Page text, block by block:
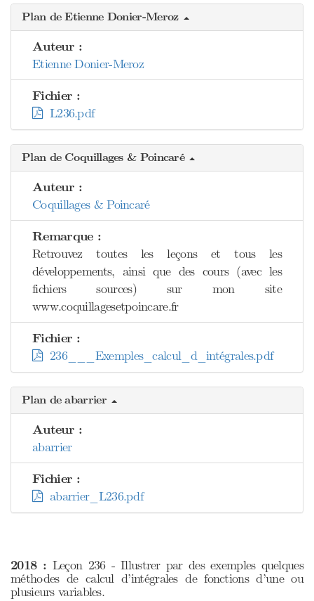
Plan de Etienne Donier-Meroz
Auteur :
Etienne Donier-Meroz
Fichier :
L236.pdf
Plan de Coquillages & Poincaré
Auteur :
Coquillages & Poincaré
Remarque :
Retrouvez toutes les leçons et tous les
développements, ainsi que des cours (avec les
fichiers sources) sur mon site
www.coquillagesetpoincare.fr
Fichier :
236___Exemples_calcul_d_intégrales.pdf
Plan de abarrier
Auteur :
abarrier
Fichier :
abarrier_L236.pdf
2018 : Leçon 236 - Illustrer par des exemples quelques
méthodes de calcul d’intégrales de fonctions d’une ou
plusieurs variables.